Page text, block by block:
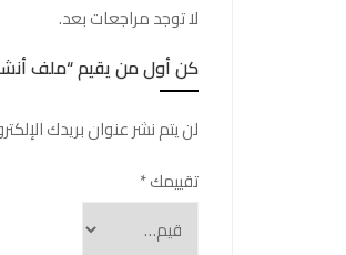
لا توجد مراجعات بعد.
كن أول من يقيم “ملف
لن يتم نشر عنوان بريدك
تقييمك*